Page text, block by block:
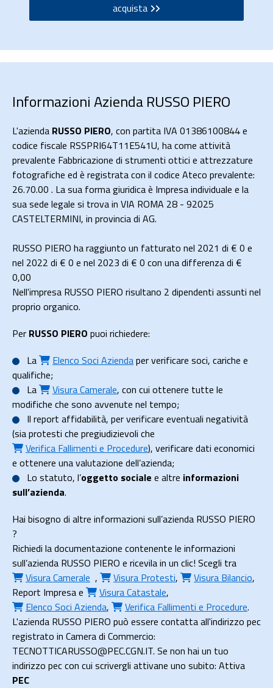
acquista
Informazioni Azienda RUSSO PIERO
L'azienda RUSSO PIERO, con partita IVA 01386100844 e
codice fiscale RSSPRI64T11E541U, ha come attività
prevalente Fabbricazione di strumenti ottici e attrezzature
fotografiche ed è registrata con il codice Ateco prevalente:
26.70.00 . La sua forma giuridica è Impresa individuale e la
sua sede legale si trova in VIA ROMA 28 - 92025
CASTELTERMINI, in provincia di AG.
RUSSO PIERO ha raggiunto un fatturato nel 2021 di € 0 e
nel 2022 di € 0 e nel 2023 di € 0 con una differenza di €
0,00
Nell'impresa RUSSO PIERO risultano 2 dipendenti assunti nel
proprio organico.
Per RUSSO PIERO puoi richiedere:
La
Elenco Soci Aziendaper verificare soci, cariche e
qualifiche;
La
Visura Camerale, con cui ottenere tutte le
modifiche che sono avvenute nel tempo;
Il report affidabilità, per verificare eventuali negatività
(sia protesti che pregiudizievoli che
Verifica Fallimenti e Procedure), verificare dati economici
e ottenere una valutazione dell’azienda;
Lo statuto, l’oggetto sociale e altre informazioni
sull’azienda.
Hai bisogno di altre informazioni sull’azienda RUSSO PIERO
?
Richiedi la documentazione contenente le informazioni
sull’azienda RUSSO PIERO e ricevila in un clic! Scegli tra
Visura Camerale , Visura Protesti, Visura Bilancio,
Report Impresae Visura Catastale,
Elenco Soci Azienda, Verifica Fallimenti e Procedure.
L'azienda RUSSO PIERO può essere contatta all'indirizzo pec
registrato in Camera di Commercio:
TECNOTTICARUSSO@PEC.CGN.IT. Se non hai un tuo
indirizzo pec con cui scrivergli attivane uno subito: Attiva
PEC